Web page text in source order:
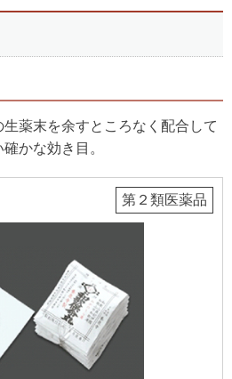
薬末を余すところなく配合して
かな効き目。
第２類医薬品